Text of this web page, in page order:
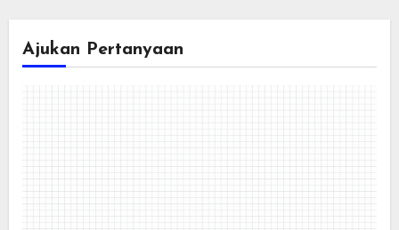
Ajukan Pertanyaan